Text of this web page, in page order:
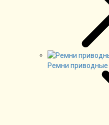
Ремни приводные